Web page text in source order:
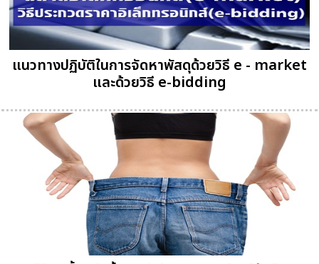
แนวทางปฏิบัติในการจัดหาพัสดุด้วยวิธี e - market
และด้วยวิธี e-bidding